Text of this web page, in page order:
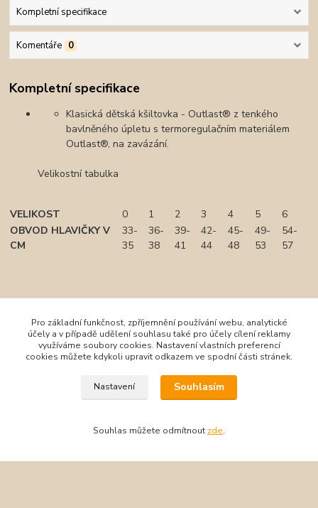
Kompletní specifikace
Komentáře 0
Kompletní specifikace
Klasická dětská kšiltovka - Outlast® z tenkého
bavlněného úpletu s termoregulačním materiálem
Outlast®, na zavázání.
Velikostní tabulka
VELIKOST 0 1 2 3 4 5
6
OBVOD HLAVIČKY V
CM
33-
35
36-
38
39-
41
42-
44
45-
48
49-
53
54-
57
Zboží zařazeno v kategoriích
Pro základní funkčnost, zpříjemnění používání webu, analytické
účely a v případě udělení souhlasu také pro účely cílení reklamy
využíváme soubory cookies. Nastavení vlastních preferencí
cookies můžete kdykoli upravit odkazem ve spodní části stránek.
Nastavení Souhlasím
Souhlas můžete odmítnout zde.